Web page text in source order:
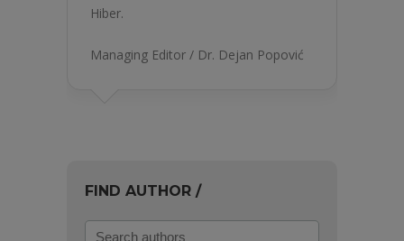
Hiber.
Managing Editor / Dr. Dejan Popović
FIND AUTHOR /
Search